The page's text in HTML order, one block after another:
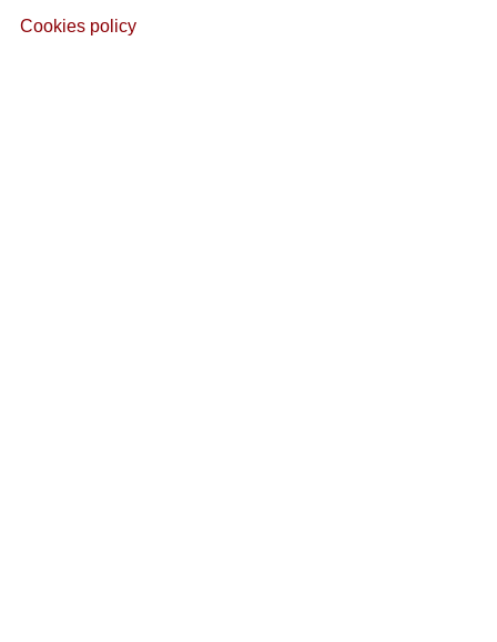
Cookies policy